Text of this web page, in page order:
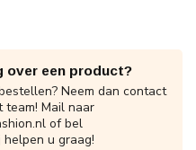
over een product?
Neem dan contact
team! Mail naar
of bel
u graag!